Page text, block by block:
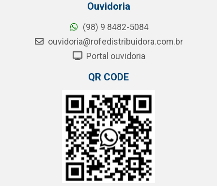
Ouvidoria
(98) 9 8482-5084
ouvidoria@rofedistribuidora.com.br
Portal ouvidoria
QR CODE